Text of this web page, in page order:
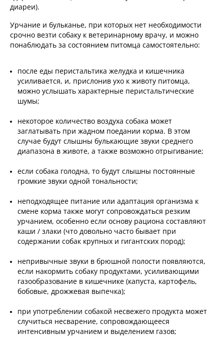
диареи).
Урчание и бульканье, при которых нет необходимости
срочно везти собаку к ветеринарному врачу, и можно
понаблюдать за состоянием питомца самостоятельно:
после еды перистальтика желудка и кишечника
усиливается, и, прислонив ухо к животу питомца,
можно услышать характерные перистальтические
шумы;
некоторое количество воздуха собака может
заглатывать при жадном поедании корма. В этом
случае будут слышны булькающие звуки среднего
диапазона в животе, а также возможно отрыгивание;
если собака голодна, то будут слышны постоянные
громкие звуки одной тональности;
неподходящее питание или адаптация организма к
смене корма также могут сопровождаться резким
урчанием, особенно если основу рациона составляют
каши / злаки (что довольно часто бывает при
содержании собак крупных и гигантских пород);
непривычные звуки в брюшной полости появляются,
если накормить собаку продуктами, усиливающими
газообразование в кишечнике (капуста, картофель,
бобовые, дрожжевая выпечка);
при употреблении собакой несвежего продукта может
случиться несварение, сопровождающееся
интенсивным урчанием и выделением газов;